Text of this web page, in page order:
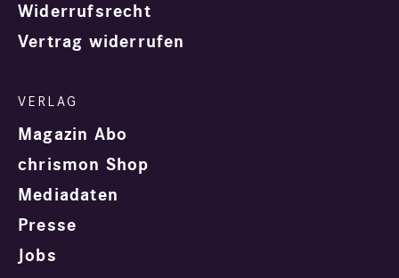
Widerrufsrecht
Vertrag widerrufen
Magazin Abo
chrismon Shop
Mediadaten
Presse
Jobs